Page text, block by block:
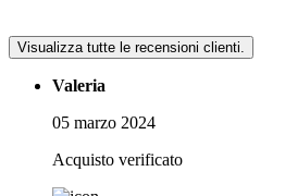
Visualizza tutte le recensioni clienti.
Valeria
05 marzo 2024
Acquisto verificato